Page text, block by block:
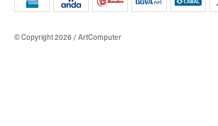
© Copyright 2026 / ArtComputer